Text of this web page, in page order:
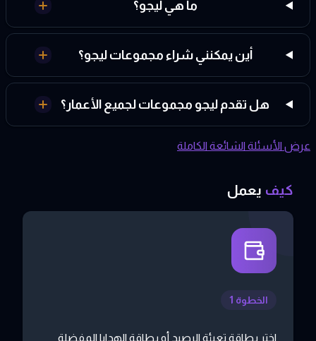
ما هي ليجو؟
أين يمكنني شراء مجموعات ليجو؟
هل تقدم ليجو مجموعات لجميع الأعمار؟
عرض الأسئلة الشائعة الكاملة
كيف يعمل
الخطوة 1
اختر بطاقة تعبئة الرصيد أو بطاقة الهدايا المفضلة